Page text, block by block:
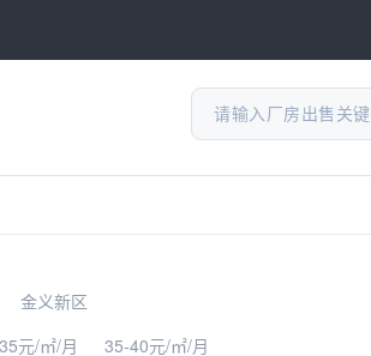
金义新区
元/㎡/月
35-40元/㎡/月